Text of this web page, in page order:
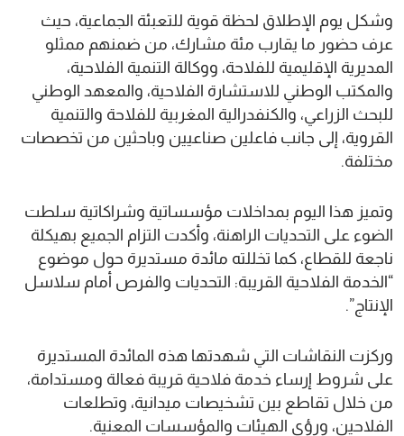
وشكل يوم الإطلاق لحظة قوية للتعبئة الجماعية، حيث
عرف حضور ما يقارب مئة مشارك، من ضمنهم ممثلو
المديرية الإقليمية للفلاحة، ووكالة التنمية الفلاحية،
والمكتب الوطني للاستشارة الفلاحية، والمعهد الوطني
للبحث الزراعي، والكنفدرالية المغربية للفلاحة والتنمية
القروية، إلى جانب فاعلين صناعيين وباحثين من تخصصات
مختلفة.
وتميز هذا اليوم بمداخلات مؤسساتية وشراكاتية سلطت
الضوء على التحديات الراهنة، وأكدت التزام الجميع بهيكلة
ناجعة للقطاع، كما تخللته مائدة مستديرة حول موضوع
“الخدمة الفلاحية القريبة: التحديات والفرص أمام سلاسل
الإنتاج”.
وركزت النقاشات التي شهدتها هذه المائدة المستديرة
على شروط إرساء خدمة فلاحية قريبة فعالة ومستدامة،
من خلال تقاطع بين تشخيصات ميدانية، وتطلعات
الفلاحين، ورؤى الهيئات والمؤسسات المعنية.